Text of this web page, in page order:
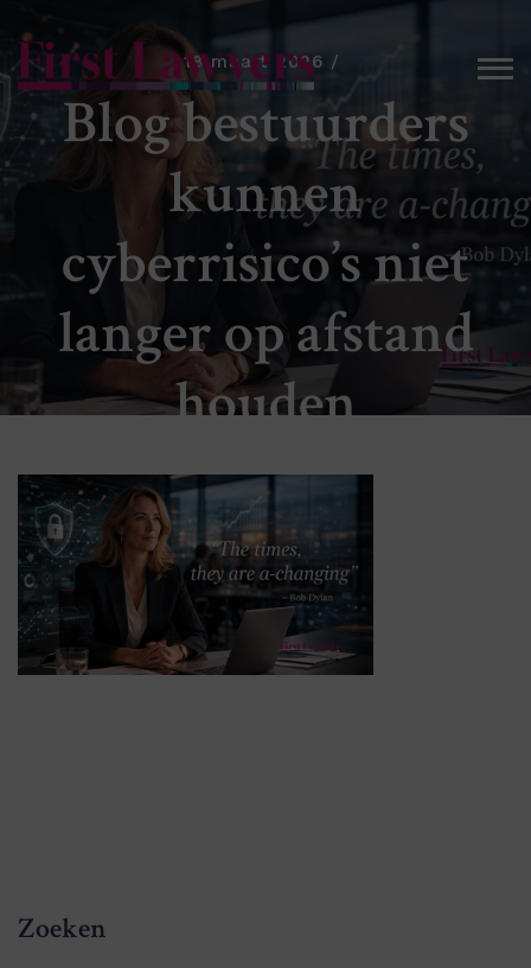
18 maart 2026
Blog bestuurders
kunnen
cyberrisico’s niet
langer op afstand
houden
Zoeken